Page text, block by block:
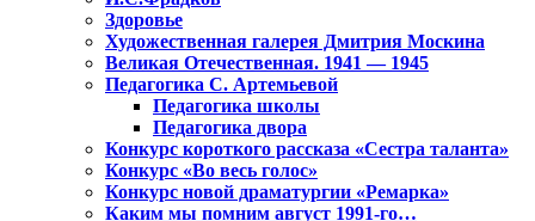
Здоровье
Художественная галерея Дмитрия Москина
Великая Отечественная. 1941 — 1945
Педагогика С. Артемьевой
Педагогика школы
Педагогика двора
Конкурс короткого рассказа «Сестра таланта»
Конкурс «Во весь голос»
Конкурс новой драматургии «Ремарка»
Каким мы помним август 1991-го…